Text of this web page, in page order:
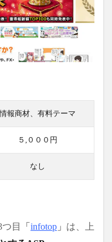
情報商材、有料テーマ
５,０００円
なし
目 「 infotop 」 は、上